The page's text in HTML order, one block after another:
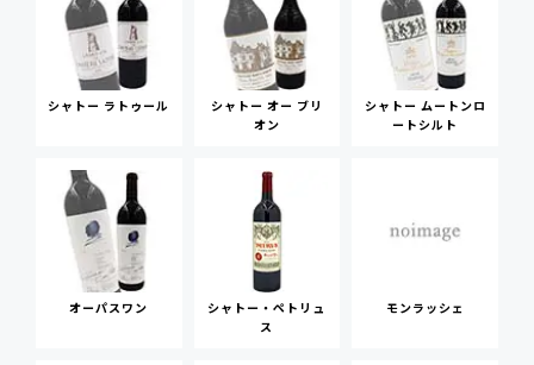
シャトー ラトゥール
シャトー オー ブリ
オン
シャトー ムートンロ
ートシルト
オーパスワン
シャトー・ペトリュ
ス
モンラッシェ